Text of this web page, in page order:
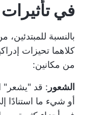
في تأثيرات
بالنسبة
كلاهما تحيزات
من مكانين:
الشعور : قد "يشعر"
أو شيء ما استنادًا